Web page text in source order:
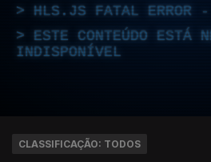
HLS.JS FATAL ERROR -
ESTE CONTEÚDO ESTÁ
INDISPONÍVEL
CLASSIFICAÇÃO: TODOS